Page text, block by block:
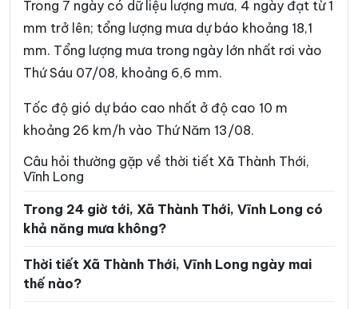
Xã Châu Thành Xã Chợ Lách
Xã Đại An Xã Đại Điền
Xã Đôn Châu Xã Đông Hải
Xã Đồng Khởi Xã Giao Long
Xã Giồng Trôm Xã Hàm Giang
Xã Hiệp Mỹ Xã Hiếu Phụng
Xã Hòa Hiệp
Xã Hùng Hòa Xã Hưng Khánh Trung
Xã Hưng Mỹ
Trong 7 ngày có dữ liệu lượng mưa, 4 ngày đạt từ 1
mm trở lên; tổng lượng mưa dự báo khoảng 18,1
mm. Tổng lượng mưa trong ngày lớn nhất rơi vào
Thứ Sáu 07/08, khoảng 6,6 mm.
Tốc độ gió dự báo cao nhất ở độ cao 10 m
khoảng 26 km/h vào Thứ Năm 13/08.
Câu hỏi thường gặp về thời tiết Xã Thành Thới,
Vĩnh Long
Trong 24 giờ tới, Xã Thành Thới, Vĩnh Long có
khả năng mưa không?
Thời tiết Xã Thành Thới, Vĩnh Long ngày mai
thế nào?